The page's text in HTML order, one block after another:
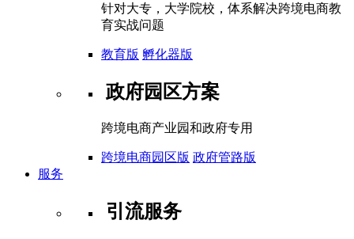
针对大专，大学院校，体系解决跨境电商教
育实战问题
教育版 孵化器版
政府园区方案
跨境电商产业园和政府专用
跨境电商园区版 政府管路版
服务
引流服务